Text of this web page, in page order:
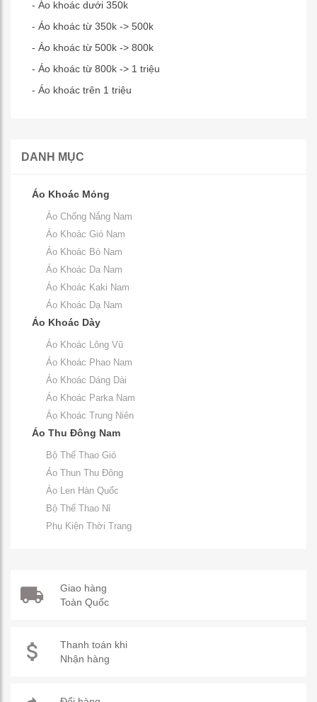
- Áo khoác dưới 350k
- Áo khoác từ 350k -> 500k
- Áo khoác từ 500k -> 800k
- Áo khoác từ 800k -> 1 triệu
- Áo khoác trên 1 triệu
DANH MỤC
Áo Khoác Mỏng
Áo Chống Nắng Nam
Áo Khoác Gió Nam
Áo Khoác Bò Nam
Áo Khoác Da Nam
Áo Khoác Kaki Nam
Áo Khoác Dạ Nam
Áo Khoác Dày
Áo Khoác Lông Vũ
Áo Khoác Phao Nam
Áo Khoác Dáng Dài
Áo Khoác Parka Nam
Áo Khoác Trung Niên
Áo Thu Đông Nam
Bộ Thể Thao Gió
Áo Thun Thu Đông
Áo Len Hàn Quốc
Bộ Thể Thao Nỉ
Phụ Kiện Thời Trang
Giao hàng
Toàn Quốc
Thanh toán khi
Nhận hàng